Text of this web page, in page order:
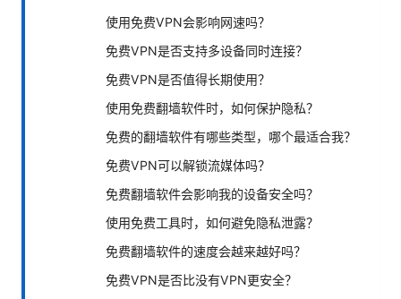
使用免费VPN会影响网速吗？
免费VPN是否支持多设备同时连接？
免费VPN是否值得长期使用？
使用免费翻墙软件时，如何保护隐私？
免费的翻墙软件有哪些类型，哪个最适合我？
免费VPN可以解锁流媒体吗？
免费翻墙软件会影响我的设备安全吗？
使用免费工具时，如何避免隐私泄露？
免费翻墙软件的速度会越来越好吗？
免费VPN是否比没有VPN更安全？